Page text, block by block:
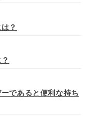
？
であると便利な持ち